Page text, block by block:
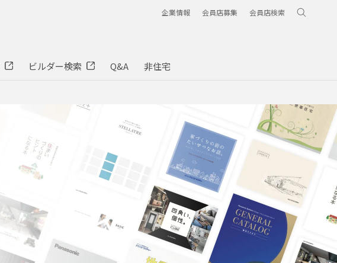
ビルダー検索 Q&A 非住宅
企業情報 会員店募集 会員店検索